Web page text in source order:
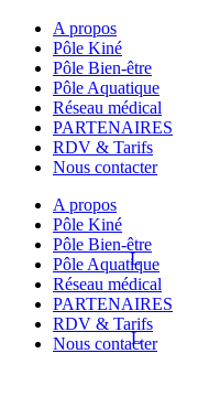
A propos
Pôle Kiné
Pôle Bien-être
Pôle Aquatique
Réseau médical
PARTENAIRES
RDV & Tarifs
Nous contacter
A propos
Pôle Kiné
Pôle Bien-être
Pôle Aquatique
Réseau médical
PARTENAIRES
RDV & Tarifs
Nous contacter